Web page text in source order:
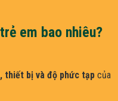
em bao nhiêu?
thiết bị và độ phức tạp của